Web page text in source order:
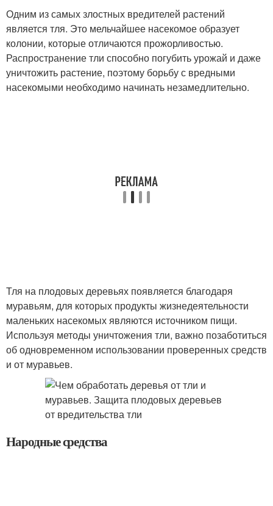
Одним из самых злостных вредителей растений
является тля. Это мельчайшее насекомое образует
колонии, которые отличаются прожорливостью.
Распространение тли способно погубить урожай и даже
уничтожить растение, поэтому борьбу с вредными
насекомыми необходимо начинать незамедлительно.
Тля на плодовых деревьях появляется благодаря
муравьям, для которых продукты жизнедеятельности
маленьких насекомых являются источником пищи.
Используя методы уничтожения тли, важно позаботиться
об одновременном использовании проверенных средств
и от муравьев.
Народные средства